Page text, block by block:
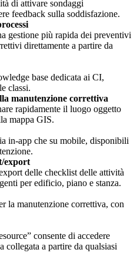
di attivare sondaggi
feedback sulla soddisfazione.
gestione più rapida dei preventivi
direttamente a partire da
base dedicata ai CI,
classi.
manutenzione correttiva
rapidamente il luogo oggetto
mappa GIS.
in-app che su mobile, disponibili
export
delle checklist delle attività
per edificio, piano e stanza.
la manutenzione correttiva, con
consente di accedere
collegata a partire da qualsiasi